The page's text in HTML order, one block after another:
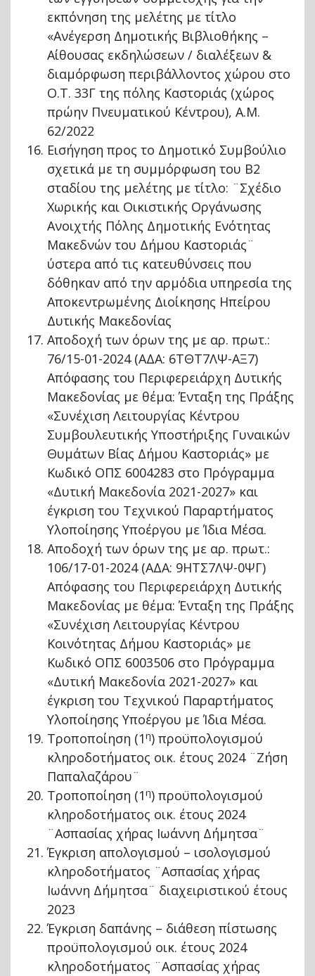
εκπόνηση της μελέτης με τίτλο
«Ανέγερση Δημοτικής Βιβλιοθήκης –
Αίθουσας εκδηλώσεων / διαλέξεων &
διαμόρφωση περιβάλλοντος χώρου στο
Ο.Τ. 33Γ της πόλης Καστοριάς (χώρος
πρώην Πνευματικού Κέντρου), Α.Μ.
62/2022
Εισήγηση προς το Δημοτικό Συμβούλιο
σχετικά με τη συμμόρφωση του Β2
σταδίου της μελέτης με τίτλο: ¨Σχέδιο
Χωρικής και Οικιστικής Οργάνωσης
Ανοιχτής Πόλης Δημοτικής Ενότητας
Μακεδνών του Δήμου Καστοριάς¨
ύστερα από τις κατευθύνσεις που
δόθηκαν από την αρμόδια υπηρεσία της
Αποκεντρωμένης Διοίκησης Ηπείρου
Δυτικής Μακεδονίας
Αποδοχή των όρων της με αρ. πρωτ.:
76/15-01-2024 (ΑΔΑ: 6ΤΘΤ7ΛΨ-ΑΞ7)
Απόφασης του Περιφερειάρχη Δυτικής
Μακεδονίας με θέμα: Ένταξη της Πράξης
«Συνέχιση Λειτουργίας Κέντρου
Συμβουλευτικής Υποστήριξης Γυναικών
Θυμάτων Βίας Δήμου Καστοριάς» με
Κωδικό ΟΠΣ 6004283 στο Πρόγραμμα
«Δυτική Μακεδονία 2021-2027» και
έγκριση του Τεχνικού Παραρτήματος
Υλοποίησης Υποέργου με Ίδια Μέσα.
Αποδοχή των όρων της με αρ. πρωτ.:
106/17-01-2024 (ΑΔΑ: 9ΗΤΣ7ΛΨ-0ΨΓ)
Απόφασης του Περιφερειάρχη Δυτικής
Μακεδονίας με θέμα: Ένταξη της Πράξης
«Συνέχιση Λειτουργίας Κέντρου
Κοινότητας Δήμου Καστοριάς» με
Κωδικό ΟΠΣ 6003506 στο Πρόγραμμα
«Δυτική Μακεδονία 2021-2027» και
έγκριση του Τεχνικού Παραρτήματος
Υλοποίησης Υποέργου με Ίδια Μέσα.
Τροποποίηση (1η) προϋπολογισμού
κληροδοτήματος οικ. έτους 2024 ¨Ζήση
Παπαλαζάρου¨
Τροποποίηση (1η) προϋπολογισμού
κληροδοτήματος οικ. έτους 2024
¨Ασπασίας χήρας Ιωάννη Δήμητσα¨
Έγκριση απολογισμού – ισολογισμού
κληροδοτήματος ¨Ασπασίας χήρας
Ιωάννη Δήμητσα¨ διαχειριστικού έτους
2023
Έγκριση δαπάνης – διάθεση πίστωσης
προϋπολογισμού οικ. έτους 2024
κληροδοτήματος ¨Ασπασίας χήρας